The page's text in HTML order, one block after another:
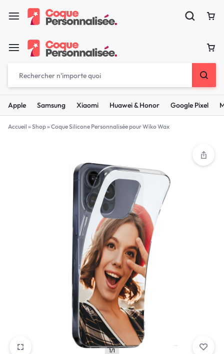
Apple Samsung Xiaomi Huawei & Honor Google Pixel
Accueil » Shop» Coque Silicone Personnalisée pour Wiko Wax
1/1